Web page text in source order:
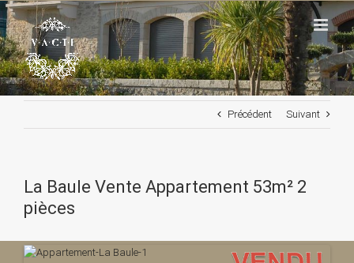
Passer
au
contenu
Précédent Suivant
La Baule Vente Appartement 53m² 2
pièces